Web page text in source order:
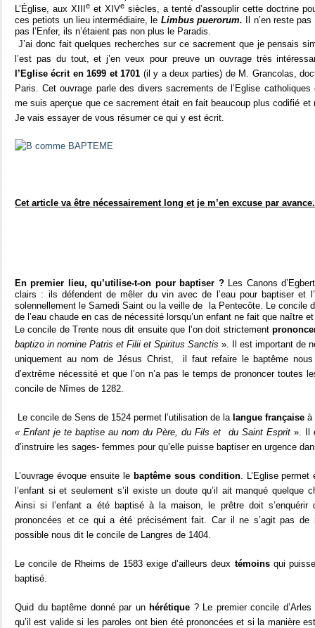
L’Église, aux XIII
e et XIVe siècles, a tenté d’assouplir cette doctrine
ces petiots un lieu intermédiaire, le Limbus puerorum.
Il n’en reste
pas l’Enfer, ils n’étaient pas non plus le Paradis.
J’ai donc fait quelques recherches sur ce sacrement que je pensais
l’est pas du tout, et j’en veux pour preuve un ouvrage très
l’Eglise écrit en 1699 et 1701 (il y a deux parties) de M. Grancolas,
Paris. Cet ouvrage parle des divers sacrements de l’Eglise
me suis aperçue que ce sacrement était en fait beaucoup plus codifié
Je vais essayer de vous résumer ce qui y est écrit.
Cet article va être nécessairement long et je m’en excuse par avance.
En premier lieu, qu’utilise-t-on pour baptiser ? Les Canons
clairs : ils défendent de mêler du vin avec de l’eau pour baptiser et
solennellement le Samedi Saint ou la veille de
la Pentecôte. Le concile
de l’eau chaude en cas de nécessité lorsqu’un enfant ne fait que naître
Le concile de Trente nous dit ensuite que l’on doit strictement
baptizo in nomine Patris et Filii et Spiritus Sanctis ». Il est important de
uniquement au nom de Jésus Christ,
il faut refaire le baptême
d’extrême nécessité et que l’on n’a pas le temps de prononcer toutes
concile de Nîmes de 1282.
Le concile de Sens de 1524 permet l’utilisation de la langue française à
« Enfant je te baptise au nom du Père, du Fils et
du Saint Esprit». Il
d’instruire les sages- femmes pour qu’elle puisse baptiser en urgence
L’ouvrage évoque ensuite le baptême sous condition. L’Eglise
l’enfant si et seulement s’il existe un doute qu’il ait manqué quelque
Ainsi si l’enfant a été baptisé à la maison, le prêtre doit
prononcées et ce qui a été précisément fait. Car il ne s’agit pas de
possible nous dit le concile de Langres de 1404.
Le concile de Rheims de 1583 exige d’ailleurs deux témoinsqui
baptisé.
Quid du baptême donné par un hérétique ? Le premier concile
qu’il est valide si les paroles ont bien été prononcées et si la manière